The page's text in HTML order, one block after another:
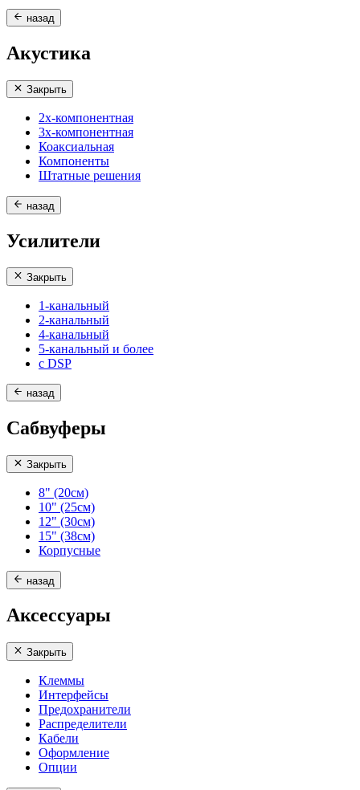
назад
Акустика
Закрыть
2х-компонентная
3х-компонентная
Коаксиальная
Компоненты
Штатные решения
назад
Усилители
Закрыть
1-канальный
2-канальный
4-канальный
5-канальный и более
с DSP
назад
Сабвуферы
Закрыть
8" (20см)
10" (25см)
12" (30см)
15" (38см)
Корпусные
назад
Аксессуары
Закрыть
Клеммы
Интерфейсы
Предохранители
Распределители
Кабели
Оформление
Опции